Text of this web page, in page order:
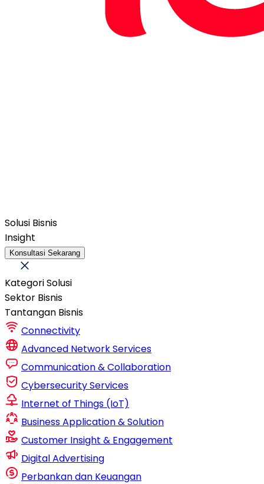
Solusi Bisnis
Insight
Konsultasi Sekarang
Kategori Solusi
Sektor Bisnis
Tantangan Bisnis
Connectivity
Advanced Network Services
Communication & Collaboration
Cybersecurity Services
Internet of Things (IoT)
Business Application & Solution
Customer Insight & Engagement
Digital Advertising
Perbankan dan Keuangan